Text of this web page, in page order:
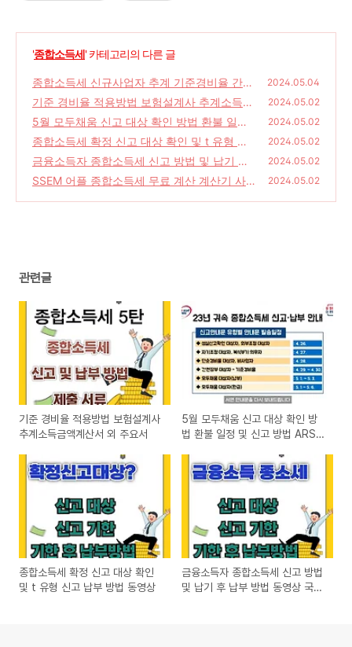
'종합소득세' 카테고리의 다른 글
종합소득세 신규사업자 추계 기준경비율 간편
장부 서류 작성 예시 노래방 등
(0)
2024.05.04
기준 경비율 적용방법 보험설계사 추계소득금
액계산서 외 주요서
(0)
2024.05.02
5월 모두채움 신고 대상 확인 방법 환불 일정
및 신고 방법 ARS 동영상
(0)
2024.05.02
종합소득세 확정 신고 대상 확인 및 t 유형 신
고 납부 방법 동영상
(0)
2024.05.02
금융소득자 종합소득세 신고 방법 및 납기 후
납부 방법 동영상 국세청
(0)
2024.05.02
SSEM 어플 종합소득세 무료 계산 계산기 사용
2024.05.02
관련글
기준 경비율 적용방법 보험설계사
추계소득금액계산서 외 주요서
5월 모두채움 신고 대상 확인 방
법 환불 일정 및 신고 방법 ARS
종합소득세 확정 신고 대상 확인
및 t 유형 신고 납부 방법 동영상
금융소득자 종합소득세 신고 방법
및 납기 후 납부 방법 동영상 국세